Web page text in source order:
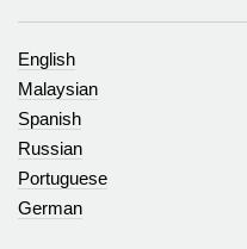
English
Malaysian
Spanish
Russian
Portuguese
German